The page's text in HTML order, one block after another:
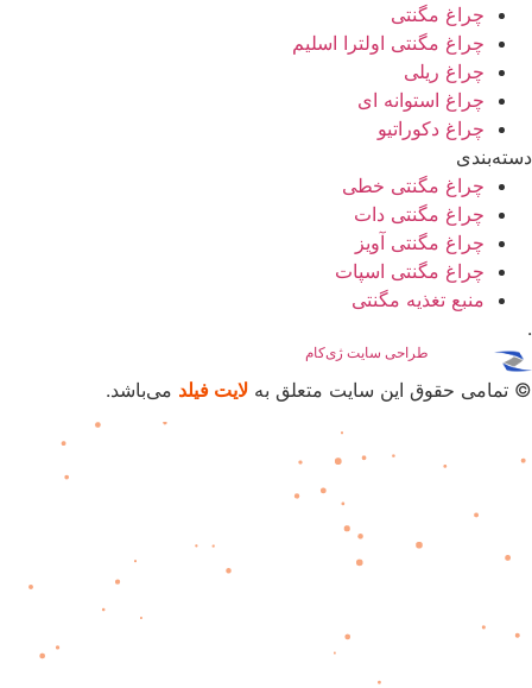
چراغ مگنتی
چراغ مگنتی اولترا اسلیم
چراغ ریلی
چراغ استوانه ای
چراغ دکوراتیو
دسته‌بندی
چراغ مگنتی خطی
چراغ مگنتی دات
چراغ مگنتی آویز
چراغ مگنتی اسپات
منبع تغذیه مگنتی
.
طراحی سایت ژی‌کام
© تمامی حقوق این سایت متعلق به لایت فیلد می‌باشد.